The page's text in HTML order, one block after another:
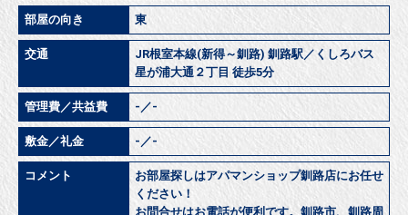
部屋の向き 東
交通
JR根室本線(新得～釧路) 釧路駅／くしろバス
星が浦大通２丁目 徒歩5分
管理費／共益費 -／-
敷金／礼金 -／-
コメント
お部屋探しはアパマンショップ釧路店にお任せ
ください！
お問合せはお電話が便利です。釧路市、釧路周